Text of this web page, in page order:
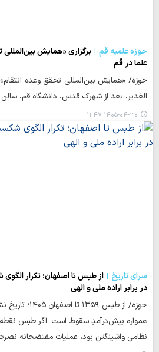
حوزه علمیه قم
برگزاری «همایش
علما در قم
الغدیر، بعد از شهرک قدس، دانشگاه قم،
۱۴۰۵-۰۴-۳۰ ۱۱:۴۷
سرای تاریخ
از طبس تا اصفهان؛ تکرار
در برابر اراده ملی و الهی
حوزه/ از طبس
همواره پیش‌درآمدِ سقوط است. اگر طبس نقطه
نظامی واشینگتن بود، عملیات مفتضحانه